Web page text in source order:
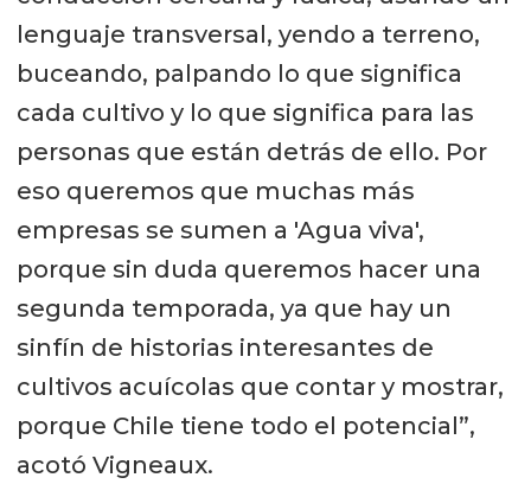
lenguaje transversal, yendo a terreno,
buceando, palpando lo que significa
cada cultivo y lo que significa para las
personas que están detrás de ello. Por
eso queremos que muchas más
empresas se sumen a 'Agua viva',
porque sin duda queremos hacer una
segunda temporada, ya que hay un
sinfín de historias interesantes de
cultivos acuícolas que contar y mostrar,
porque Chile tiene todo el potencial”,
acotó Vigneaux.